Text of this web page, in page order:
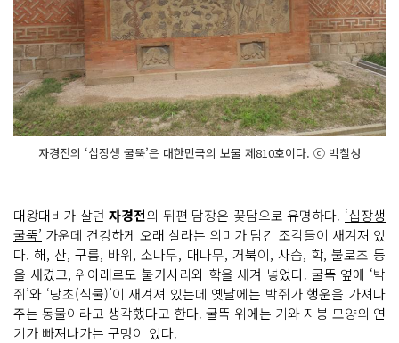
자경전의 ‘십장생 굴뚝’은 대한민국의 보물 제810호이다. ⓒ 박칠성
대왕대비가 살던자경전의 뒤편 담장은 꽃담으로 유명하다. ‘십장생
굴뚝’ 가운데 건강하게 오래 살라는 의미가 담긴 조각들이 새겨져 있
다. 해, 산, 구름, 바위, 소나무, 대나무, 거북이, 사슴, 학, 불로초 등
을 새겼고, 위아래로도 불가사리와 학을 새겨 넣었다. 굴뚝 옆에 ‘박
쥐’와 ‘당초(식물)’이 새겨져 있는데 옛날에는 박쥐가 행운을 가져다
주는 동물이라고 생각했다고 한다. 굴뚝 위에는 기와 지붕 모양의 연
기가 빠져나가는 구멍이 있다.